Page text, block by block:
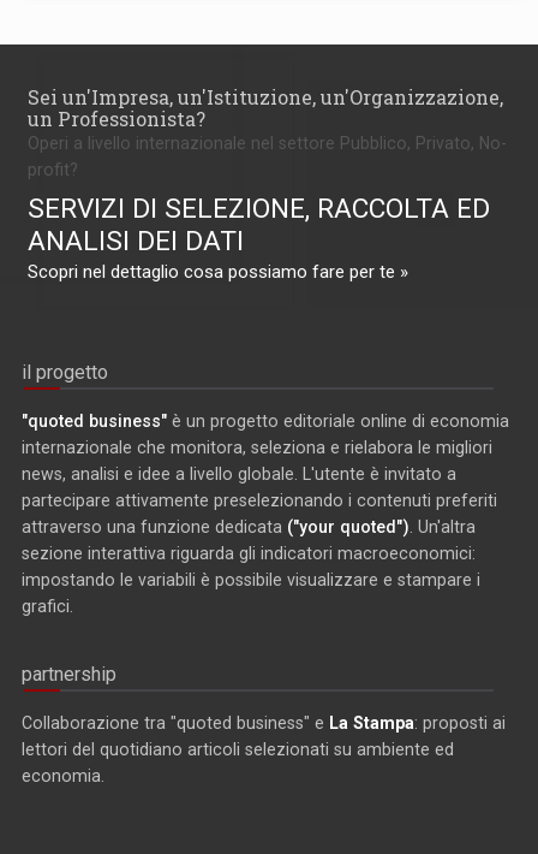
Sei un'Impresa, un'Istituzione, un'Organizzazione,
un Professionista?
Operi a livello internazionale nel settore Pubblico, Privato, No-
profit?
SERVIZI DI SELEZIONE, RACCOLTA ED
ANALISI DEI DATI
Scopri nel dettaglio cosa possiamo fare per te »
il progetto
"quoted business" è un progetto editoriale online di economia
internazionale che monitora, seleziona e rielabora le migliori
news, analisi e idee a livello globale. L'utente è invitato a
partecipare attivamente preselezionando i contenuti preferiti
attraverso una funzione dedicata ("your quoted") . Un'altra
sezione interattiva riguarda gli indicatori macroeconomici:
impostando le variabili è possibile visualizzare e stampare i
grafici.
partnership
Collaborazione tra "quoted business" e La Stampa: proposti ai
lettori del quotidiano articoli selezionati su ambiente ed
economia.